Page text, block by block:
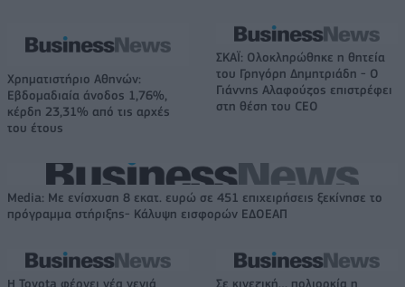
Χρηματιστήριο Αθηνών:
Εβδομαδιαία άνοδος 1,76%,
κέρδη 23,31% από τις αρχές
του έτους
ΣΚΑΪ: Ολοκληρώθηκε η θητεία
του Γρηγόρη Δημητριάδη - Ο
Γιάννης Αλαφούζος επιστρέφει
στη θέση του CEO
Media: Με ενίσχυση 8 εκατ. ευρώ σε 451 επιχειρήσεις ξεκίνησε το
πρόγραμμα στήριξης- Κάλυψη εισφορών ΕΔΟΕΑΠ
Η Toyota φέρνει νέα γενιά
Σε κινεζική… πολιορκία η